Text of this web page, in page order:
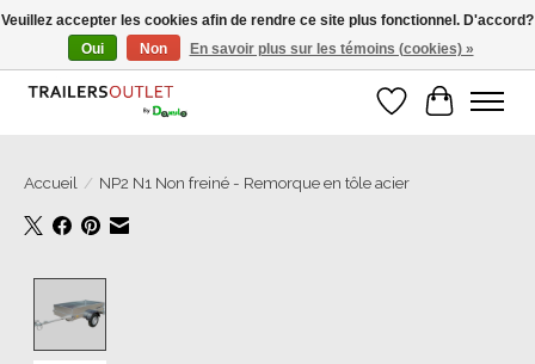
Grosse Auswahl an Anhänger direkt vom Hersteller!
Liste dePanier
Accueil / NP2 N1 Non freiné - Remorque en tôle acier
Veuillez accepter les cookies afin de rendre ce site plus fonctionnel. D'accord?
Oui
Non En savoir plus sur les témoins (cookies) »